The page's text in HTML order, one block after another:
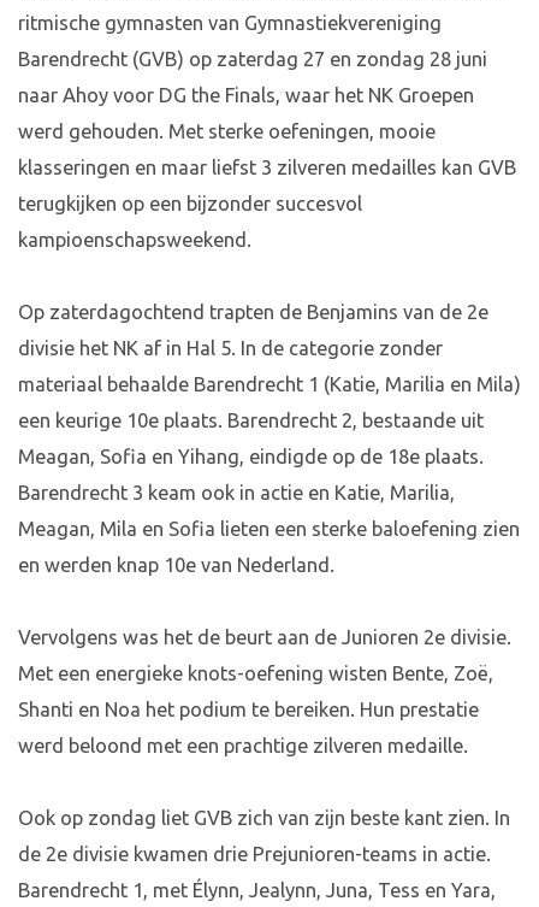
ritmische gymnasten van Gymnastiekvereniging
Barendrecht (GVB) op zaterdag 27 en zondag 28 juni
naar Ahoy voor DG the Finals, waar het NK Groepen
werd gehouden. Met sterke oefeningen, mooie
klasseringen en maar liefst 3 zilveren medailles kan GVB
terugkijken op een bijzonder succesvol
kampioenschapsweekend.
Op zaterdagochtend trapten de Benjamins van de 2e
divisie het NK af in Hal 5. In de categorie zonder
materiaal behaalde Barendrecht 1 (Katie, Marilia en Mila)
een keurige 10e plaats. Barendrecht 2, bestaande uit
Meagan, Sofia en Yihang, eindigde op de 18e plaats.
Barendrecht 3 keam ook in actie en Katie, Marilia,
Meagan, Mila en Sofia lieten een sterke baloefening zien
en werden knap 10e van Nederland.
Vervolgens was het de beurt aan de Junioren 2e divisie.
Met een energieke knots-oefening wisten Bente, Zoë,
Shanti en Noa het podium te bereiken. Hun prestatie
werd beloond met een prachtige zilveren medaille.
Ook op zondag liet GVB zich van zijn beste kant zien. In
de 2e divisie kwamen drie Prejunioren-teams in actie.
Barendrecht 1, met Élynn, Jealynn, Juna, Tess en Yara,